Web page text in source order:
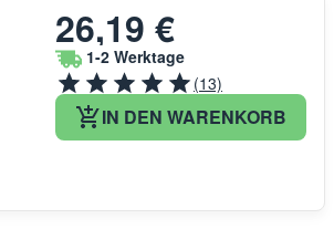
26,19 €
1-2 Werktage
(13)
IN DEN WARENKORB